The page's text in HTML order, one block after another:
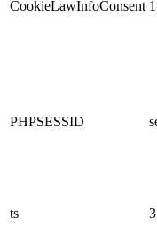
CookieLawInfoConsent
PHPSESSID
ts